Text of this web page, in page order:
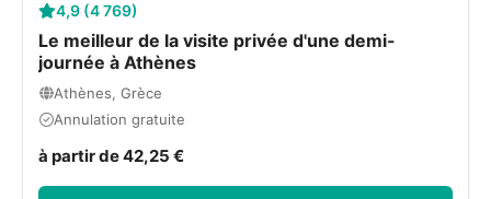
4,9 (4 769)
Le meilleur de la visite privée d'une demi-
journée à Athènes
Athènes, Grèce
Annulation gratuite
à partir de 42,25 €